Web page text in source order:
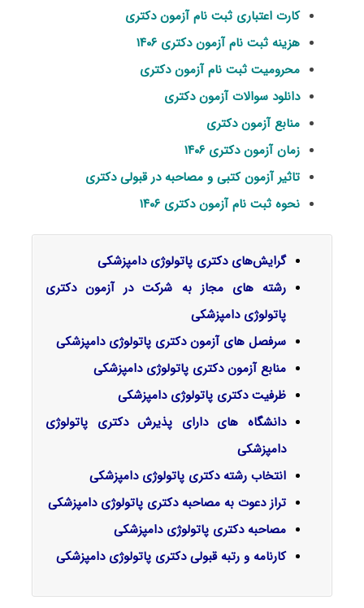
کارت اعتباری ثبت نام آزمون دکتری
هزینه ثبت نام آزمون دکتری ۱۴۰۶
محرومیت ثبت نام آزمون دکتری
دانلود سوالات آزمون دکتری
منابع آزمون دکتری
زمان آزمون دکتری ۱۴۰۶
تاثیر آزمون کتبی و مصاحبه در قبولی دکتری
نحوه ثبت نام آزمون دکتری ۱۴۰۶
گرایش‌های دکتری پاتولوژی دامپزشکی
رشته های مجاز به شرکت در آزمون دکتری
پاتولوژی دامپزشکی
سرفصل‌ های آزمون دکتری پاتولوژی دامپزشکی
منابع آزمون دکتری پاتولوژی دامپزشکی
ظرفیت دکتری پاتولوژی دامپزشکی
دانشگاه های دارای پذیرش دکتری پاتولوژی
دامپزشکی
انتخاب رشته دکتری پاتولوژی دامپزشکی
تراز دعوت به مصاحبه دکتری پاتولوژی دامپزشکی
مصاحبه دکتری پاتولوژی دامپزشکی
کارنامه و رتبه قبولی دکتری پاتولوژی دامپزشکی